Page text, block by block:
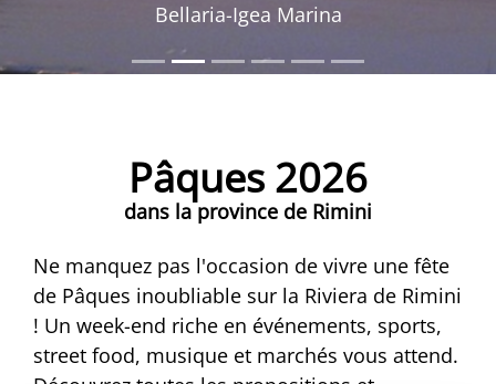
Bellaria-Igea Marina
Pâques 2026
dans la province de Rimini
Ne manquez pas l'occasion de vivre une fête
de Pâques inoubliable sur la Riviera de Rimini
! Un week-end riche en événements, sports,
street food, musique et marchés vous attend.